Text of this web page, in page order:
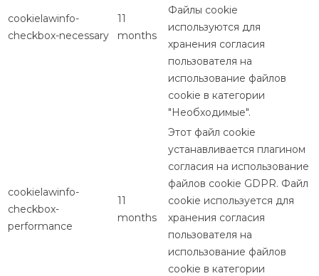
cookielawinfo-
checkbox-necessary
11
months
Файлы cookie
используются для
хранения согласия
пользователя на
использование файлов
cookie в категории
"Необходимые".
cookielawinfo-
checkbox-
performance
11
months
Этот файл cookie
устанавливается плагином
согласия на использование
файлов cookie GDPR. Файл
cookie используется для
хранения согласия
пользователя на
использование файлов
cookie в категории